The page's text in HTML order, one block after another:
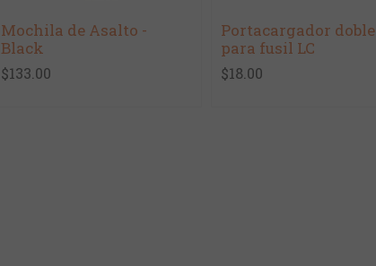
Mochila de Asalto -
Black
$133.00
Portacargador doble
para fusil LC
$18.00